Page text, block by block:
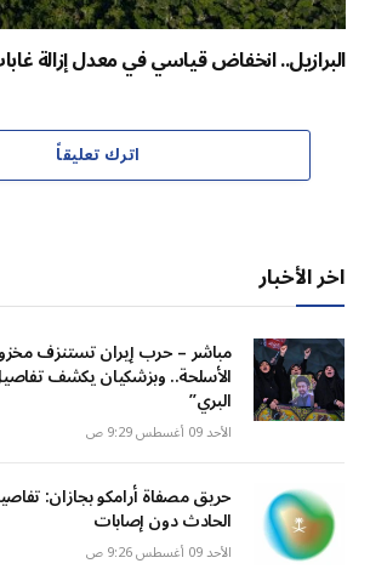
البرازيل.. انخفاض قياسي في معدل إزالة
اترك تعليقاً
اخر الأخبار
مباشر – حرب إيران تستنزف
الأسلحة.. وبزشكيان يكشف
البري”
الأحد 09 أغسطس 9:29 ص
حريق مصفاة أرامكو بجازان:
الحادث دون إصابات
الأحد 09 أغسطس 9:26 ص